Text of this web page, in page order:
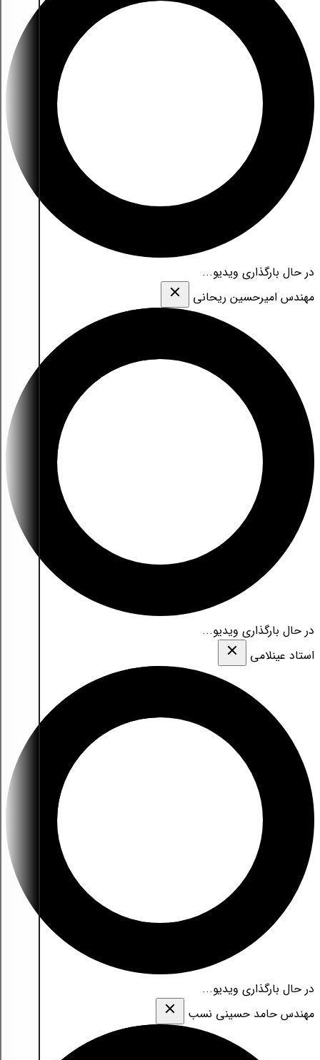
در حال بارگذاری ویدیو...
مهندس امیرحسین ریحانی
در حال بارگذاری ویدیو...
استاد عینلامی
در حال بارگذاری ویدیو...
مهندس حامد حسینی نسب